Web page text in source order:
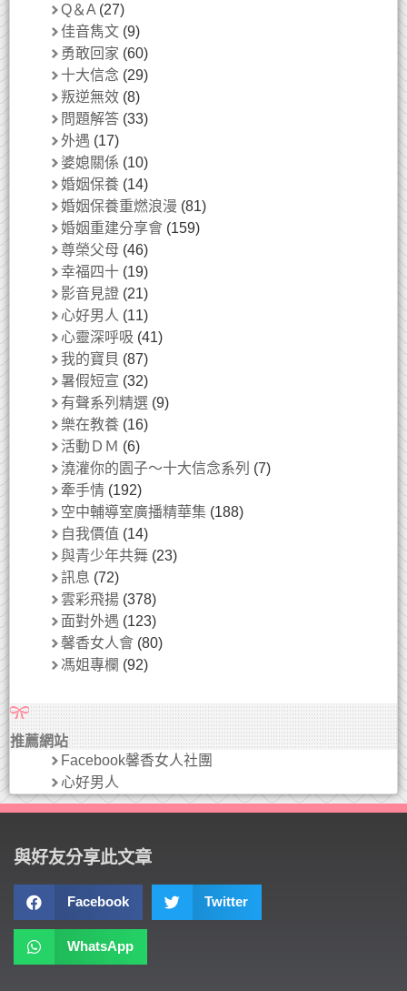
Q＆A (27)
佳音雋文 (9)
勇敢回家 (60)
十大信念 (29)
叛逆無效 (8)
問題解答 (33)
外遇 (17)
婆媳關係 (10)
婚姻保養 (14)
婚姻保養重燃浪漫 (81)
婚姻重建分享會 (159)
尊榮父母 (46)
幸福四十 (19)
影音見證 (21)
心好男人 (11)
心靈深呼吸 (41)
我的寶貝 (87)
暑假短宣 (32)
有聲系列精選 (9)
樂在教養 (16)
活動ＤＭ (6)
澆灌你的園子～十大信念系列 (7)
牽手情 (192)
空中輔導室廣播精華集 (188)
自我價值 (14)
與青少年共舞 (23)
訊息 (72)
雲彩飛揚 (378)
面對外遇 (123)
馨香女人會 (80)
馮姐專欄 (92)
推薦網站
Facebook馨香女人社團
心好男人
與好友分享此文章
Facebook Twitter
WhatsApp